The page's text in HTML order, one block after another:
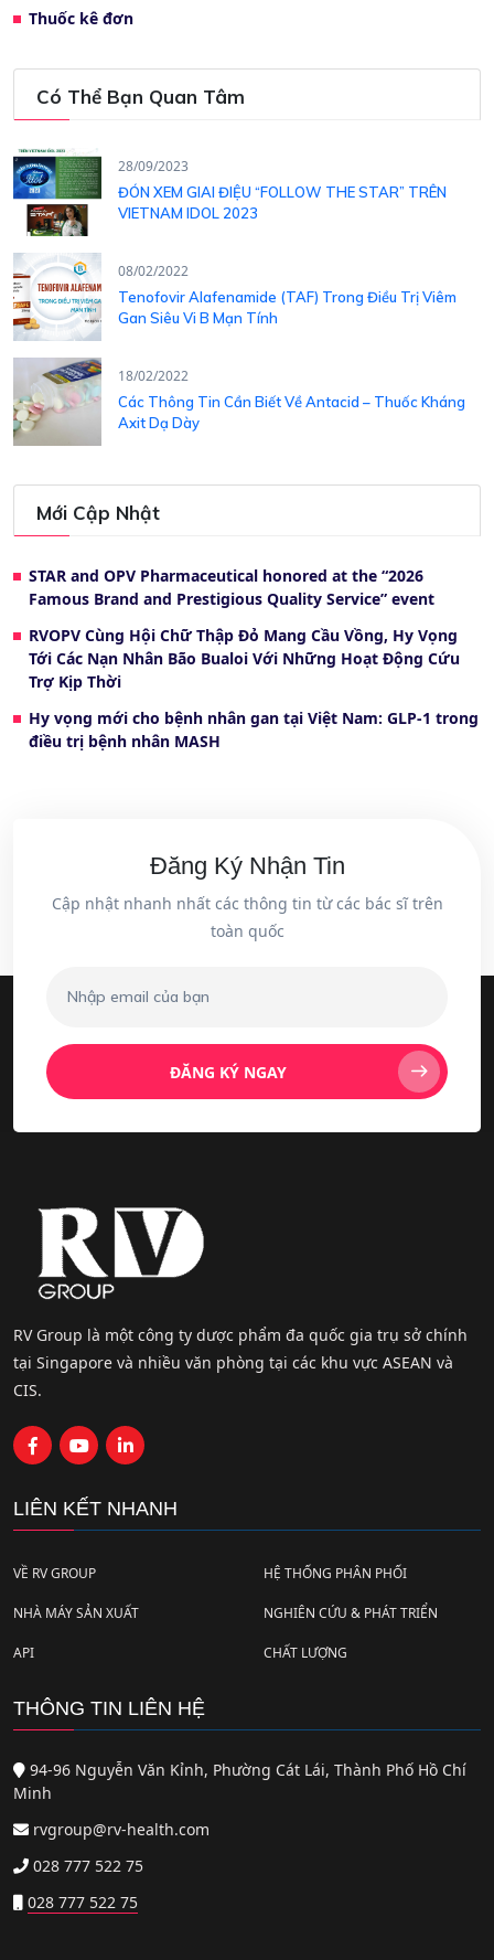
Thuốc kê đơn
Có Thể Bạn Quan Tâm
28/09/2023
ĐÓN XEM GIAI ĐIỆU “FOLLOW THE STAR” TRÊN
VIETNAM IDOL 2023
08/02/2022
Tenofovir Alafenamide (TAF) Trong Điều Trị Viêm
Gan Siêu Vi B Mạn Tính
18/02/2022
Các Thông Tin Cần Biết Về Antacid – Thuốc Kháng
Axit Dạ Dày
Mới Cập Nhật
STAR and OPV Pharmaceutical honored at the “2026
Famous Brand and Prestigious Quality Service” event
RVOPV Cùng Hội Chữ Thập Đỏ Mang Cầu Vồng, Hy Vọng
Tới Các Nạn Nhân Bão Bualoi Với Những Hoạt Động Cứu
Trợ Kịp Thời
Hy vọng mới cho bệnh nhân gan tại Việt Nam: GLP-1 trong
điều trị bệnh nhân MASH
Đăng Ký Nhận Tin
Cập nhật nhanh nhất các thông tin từ các bác sĩ trên
toàn quốc
ĐĂNG KÝ NGAY
RV Group là một công ty dược phẩm đa quốc gia trụ sở chính
tại Singapore và nhiều văn phòng tại các khu vực ASEAN và
CIS.
LIÊN KẾT NHANH
VỀ RV GROUP HỆ THỐNG PHÂN PHỐI
NHÀ MÁY SẢN XUẤT NGHIÊN CỨU & PHÁT TRIỂN
API CHẤT LƯỢNG
THÔNG TIN LIÊN HỆ
94-96 Nguyễn Văn Kỉnh, Phường Cát Lái, Thành Phố Hồ Chí
Minh
rvgroup@rv-health.com
028 777 522 75
028 777 522 75